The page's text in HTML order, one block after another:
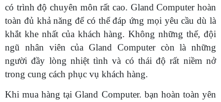
có trình độ chuyên môn rất cao. Gland Computer hoàn
toàn đủ khả năng để có thể đáp ứng mọi yêu cầu dù là
khắt khe nhất của khách hàng. Không những thế, đội
ngũ nhân viên của Gland Computer còn là những
người đầy lòng nhiệt tình và có thái độ rất niềm nở
trong cung cách phục vụ khách hàng.
Khi mua hàng tại Gland Computer. bạn hoàn toàn yên